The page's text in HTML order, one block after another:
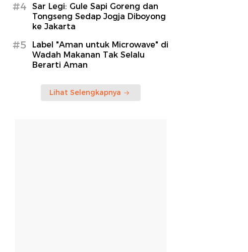
#4
Sar Legi: Gule Sapi Goreng dan
Tongseng Sedap Jogja Diboyong
ke Jakarta
#5
Label "Aman untuk Microwave" di
Wadah Makanan Tak Selalu
Berarti Aman
Lihat Selengkapnya